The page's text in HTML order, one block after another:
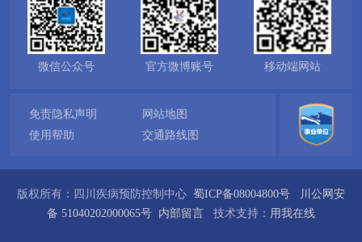
微信公众号 官方微博账号 移动端网站
免责隐私声明
网站地图
使用帮助
交通路线图
版权所有：四川疾病预防控制中心 蜀ICP备08004800号
川公网安
备 51040202000065号 内部留言 技术支持： 用我在线